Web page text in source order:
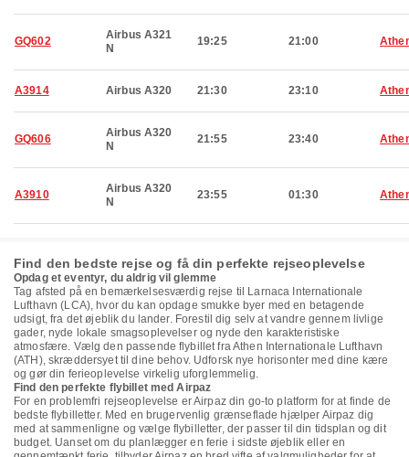
GQ602
Airbus A321
N
19:25 21:00
A3914 Airbus A320 21:30 23:10
GQ606
Airbus A320
N
21:55 23:40
A3910
Airbus A320
N
23:55 01:30
Find den bedste rejse og få din perfekte rejseoplevelse
Opdag et eventyr, du aldrig vil glemme
Tag afsted på en bemærkelsesværdig rejse til Larnaca Internationale
Lufthavn (LCA), hvor du kan opdage smukke byer med en betagende
udsigt, fra det øjeblik du lander. Forestil dig selv at vandre gennem livlige
gader, nyde lokale smagsoplevelser og nyde den karakteristiske
atmosfære. Vælg den passende flybillet fra Athen Internationale Lufthavn
(ATH), skræddersyet til dine behov. Udforsk nye horisonter med dine kære
og gør din ferieoplevelse virkelig uforglemmelig.
Find den perfekte flybillet med Airpaz
For en problemfri rejseoplevelse er Airpaz din go-to platform for at finde de
bedste flybilletter. Med en brugervenlig grænseflade hjælper Airpaz dig
med at sammenligne og vælge flybilletter, der passer til din tidsplan og dit
budget. Uanset om du planlægger en ferie i sidste øjeblik eller en